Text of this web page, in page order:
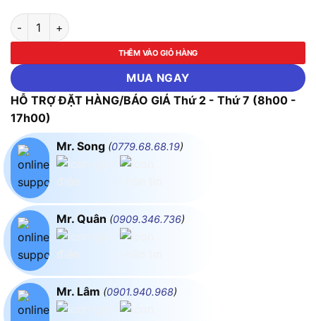
Cảm Biến Nhiệt Độ, Độ Ẩm FLUKE-972ES (-40~100°C, 0~
THÊM VÀO GIỎ HÀNG
MUA NGAY
HỖ TRỢ ĐẶT HÀNG/BÁO GIÁ Thứ 2 - Thứ 7 (8h00 -
17h00)
Mr. Song (0779.68.68.19)
Mr. Quân (0909.346.736)
Mr. Lâm (0901.940.968)